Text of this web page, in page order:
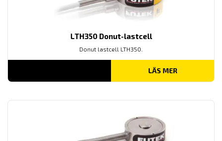
LTH350 Donut-lastcell
Donut lastcell LTH350.
LÄS MER